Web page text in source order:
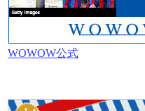
WOWOW公式